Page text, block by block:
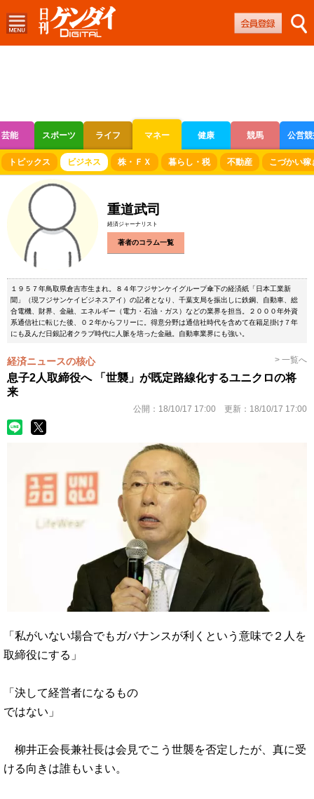
芸能 スポーツ ライフ マネー 健康 競馬 公営
ボートレース 競輪 オートレース
トピックス ビジネス 株・ＦＸ 暮らし・税 不動産 こづかい稼
重道武司
経済ジャーナリスト
著者のコラム一覧
１９５７年鳥取県倉吉市生まれ。８４年フジサンケイグループ傘下の経済紙「日本工業新
聞」（現フジサンケイビジネスアイ）の記者となり、千葉支局を振出しに鉄鋼、自動車、総
合電機、財界、金融、エネルギー（電力・石油・ガス）などの業界を担当。２０００年外資
系通信社に転じた後、０２年からフリーに。得意分野は通信社時代を含めて在籍足掛け７年
にも及んだ日銀記者クラブ時代に人脈を培った金融。自動車業界にも強い。
経済ニュースの核心 > 一覧へ
息子2人取締役へ 「世襲」が既定路線化するユニクロの将
来
公開： 18/10/17 17:00 更新： 18/10/17 17:00
「私がいない場合でもガバナンスが利くという意味で２人を
取締役にする」
「決して経営者になるもの
ではない」
柳井正会長兼社長は会見でこう世襲を否定したが、真に受
ける向きは誰もいまい。